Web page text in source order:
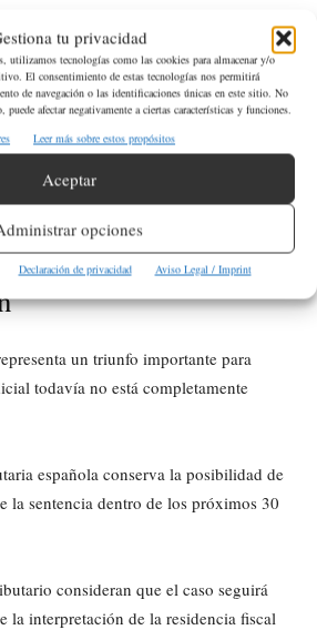
tu privacidad
utilizamos tecnologías como las cookies para almacenar y/o
El consentimiento de estas tecnologías nos permitirá
de navegación o las identificaciones únicas en este sitio. No
afectar negativamente a ciertas características y funciones.
Leer más sobre estos propósitos
Aceptar
opciones
Declaración de privacidad Aviso Legal / Imprint
apareció mencionada en una de sus
recientes, donde hace referencia a “la
habla de su ruptura sentimental.
reside en Miami junto a sus hijos,
en 2023.
puede presentar
un triunfo importante para
todavía no está completamente
española conserva la posibilidad de
la sentencia dentro de los próximos 30
consideran que el caso seguirá
la interpretación de la residencia fiscal